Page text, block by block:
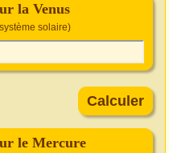
la Venus
solaire)
le Mercure